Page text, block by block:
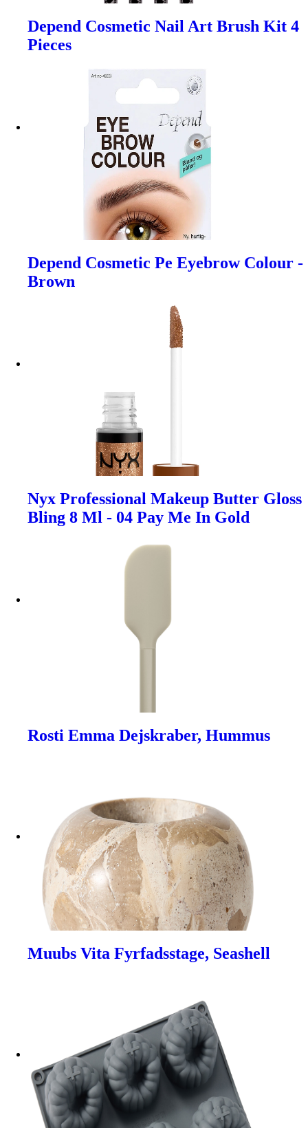
Depend Cosmetic Nail Art Brush Kit 4
Pieces
Depend Cosmetic Pe Eyebrow Colour -
Brown
Nyx Professional Makeup Butter Gloss
Bling 8 Ml - 04 Pay Me In Gold
Rosti Emma Dejskraber, Hummus
Muubs Vita Fyrfadsstage, Seashell